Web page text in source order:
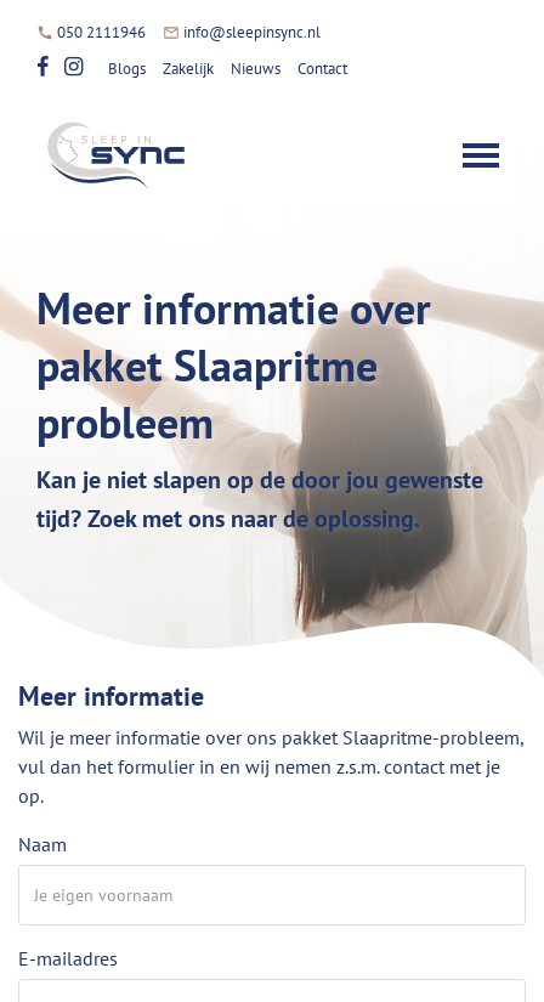
050 2111946
info@sleepinsync.nl
Blogs
Zakelijk Nieuws Contact
Meer informatie over
pakket Slaapritme
probleem
Kan je niet slapen op de door jou gewenste
tijd? Zoek met ons naar de oplossing.
Meer informatie
Wil je meer informatie over ons pakket Slaapritme-probleem,
vul dan het formulier in en wij nemen z.s.m. contact met je
op.
Naam
E-mailadres